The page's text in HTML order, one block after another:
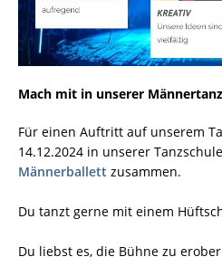
Mach mit in unserer
Für einen Auftritt auf unserem
14.12.2024 in unserer
Männerballett zusammen.
Du tanzt gerne mit einem
Du liebst es, die Bühne zu